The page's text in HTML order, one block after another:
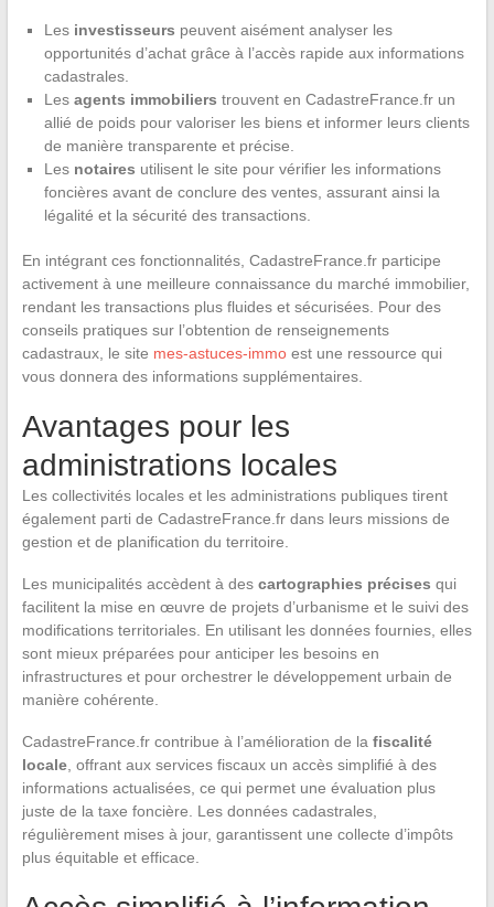
Les investisseurs peuvent aisément analyser les
opportunités d’achat grâce à l’accès rapide aux informations
cadastrales.
Les agents immobiliers trouvent en CadastreFrance.fr un
allié de poids pour valoriser les biens et informer leurs clients
de manière transparente et précise.
Les notaires utilisent le site pour vérifier les informations
foncières avant de conclure des ventes, assurant ainsi la
légalité et la sécurité des transactions.
En intégrant ces fonctionnalités, CadastreFrance.fr participe
activement à une meilleure connaissance du marché immobilier,
rendant les transactions plus fluides et sécurisées. Pour des
conseils pratiques sur l’obtention de renseignements
cadastraux, le site mes-astuces-immoest une ressource qui
vous donnera des informations supplémentaires.
Avantages pour les
administrations locales
Les collectivités locales et les administrations publiques tirent
également parti de CadastreFrance.fr dans leurs missions de
gestion et de planification du territoire.
Les municipalités accèdent à des cartographies précises qui
facilitent la mise en œuvre de projets d’urbanisme et le suivi des
modifications territoriales. En utilisant les données fournies, elles
sont mieux préparées pour anticiper les besoins en
infrastructures et pour orchestrer le développement urbain de
manière cohérente.
CadastreFrance.fr contribue à l’amélioration de la fiscalité
locale, offrant aux services fiscaux un accès simplifié à des
informations actualisées, ce qui permet une évaluation plus
juste de la taxe foncière. Les données cadastrales,
régulièrement mises à jour, garantissent une collecte d’impôts
plus équitable et efficace.